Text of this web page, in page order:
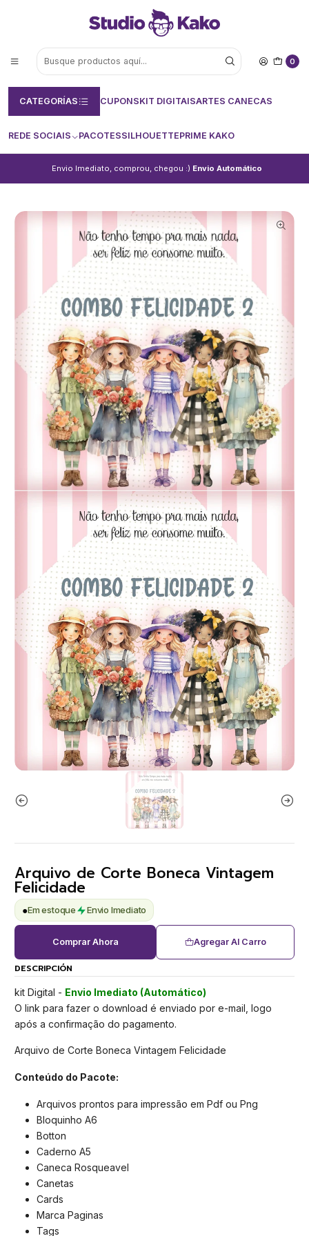
0
CATEGORÍAS CUPONSKIT DIGITAISARTES CANECAS
REDE SOCIAIS PACOTESSILHOUETTEPRIME KAKO
Envio Imediato, comprou, chegou :) Envio Automático
Arquivo de Corte Boneca Vintagem
Felicidade
●Em estoque Envio Imediato
Agregar Al Carro
Comprar Ahora
DESCRIPCIÓN
kit Digital - Envio Imediato (Automático)
O link para fazer o download é enviado por e-mail, logo
após a confirmação do pagamento.
Arquivo de Corte Boneca Vintagem Felicidade
Conteúdo do Pacote:
Arquivos prontos para impressão em Pdf ou Png
Bloquinho A6
Botton
Caderno A5
Caneca Rosqueavel
Canetas
Cards
Marca Paginas
Tags